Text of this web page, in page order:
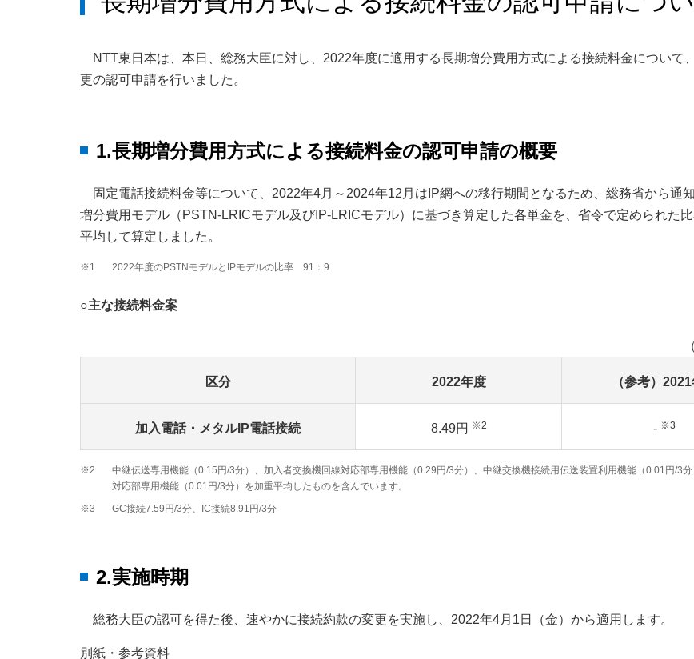
NTT東日本は、本日、総務大臣に対し、2022年度に適用する長期増分費用方式による接続料金について
更の認可申請を行いました。
1.長期増分費用方式による接続料金の認可申請の概要
固定電話接続料金等について、2022年4月～2024年12月はIP網への移行期間となるため、総務省から通
増分費用モデル（PSTN-LRICモデル及びIP-LRICモデル）に基づき算定した各単金を、省令で定められた
平均して算定しました。
※1 2022年度のPSTNモデルとIPモデルの比率 91：9
○主な接続料金案
区分 2022年度 （参考）
加入電話・メタルIP電話接続 8.49円 ※2 - ※3
※2
中継伝送専用機能（0.15円/3分）、加入者交換機回線対応部専用機能（0.29円/3分）、中継交換機接続用伝送装置利用機能（0.01円/3
対応部専用機能（0.01円/3分）を加重平均したものを含んでいます。
※3
GC接続7.59円/3分、IC接続8.91円/3分
2.実施時期
総務大臣の認可を得た後、速やかに接続約款の変更を実施し、2022年4月1日（金）から適用します。
別紙・参考資料